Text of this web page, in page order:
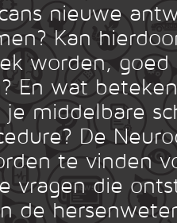
nieuwe
Kan
worden, goed
En wat
je middelbare
De
te vinden
vragen die
de